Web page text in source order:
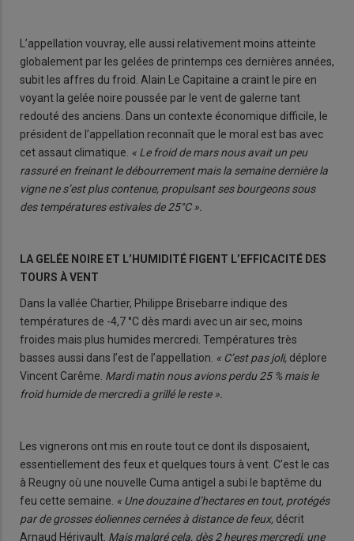
L’appellation vouvray, elle aussi relativement moins atteinte
globalement par les gelées de printemps ces dernières années,
subit les affres du froid. Alain Le Capitaine a craint le pire en
voyant la gelée noire poussée par le vent de galerne tant
redouté des anciens. Dans un contexte économique difficile, le
président de l’appellation reconnaît que le moral est bas avec
cet assaut climatique. « Le froid de mars nous avait un peu
rassuré en freinant le débourrement mais la semaine dernière la
vigne ne s’est plus contenue, propulsant ses bourgeons sous
des températures estivales de 25°C ».
LA GELÉE NOIRE ET L’HUMIDITÉ FIGENT L’EFFICACITÉ DES
TOURS À VENT
Dans la vallée Chartier, Philippe Brisebarre indique des
températures de -4,7 °C dès mardi avec un air sec, moins
froides mais plus humides mercredi. Températures très
basses aussi dans l’est de l’appellation. « C’est pas joli, déplore
Vincent Carême. Mardi matin nous avions perdu 25 % mais le
froid humide de mercredi a grillé le reste ».
Les vignerons ont mis en route tout ce dont ils disposaient,
essentiellement des feux et quelques tours à vent. C’est le cas
à Reugny où une nouvelle Cuma antigel a subi le baptême du
feu cette semaine. « Une douzaine d’hectares en tout, protégés
par de grosses éoliennes cernées à distance de feux, décrit
Arnaud Hérivault. Mais malgré cela, dès 2 heures mercredi, une